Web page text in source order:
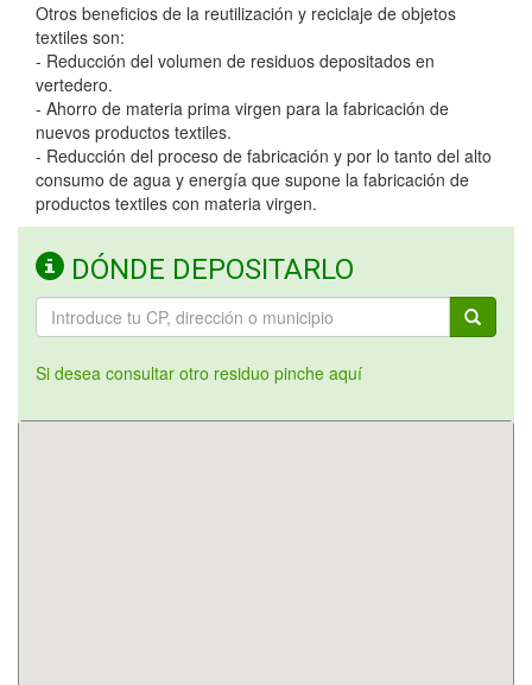
Otros beneficios de la reutilización y reciclaje de objetos
textiles son:
- Reducción del volumen de residuos depositados en
vertedero.
- Ahorro de materia prima virgen para la fabricación de
nuevos productos textiles.
- Reducción del proceso de fabricación y por lo tanto del alto
consumo de agua y energía que supone la fabricación de
productos textiles con materia virgen.
DÓNDE DEPOSITARLO
Si desea consultar otro residuo pinche aquí